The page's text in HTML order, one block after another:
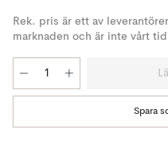
Rek. pris är ett av
marknaden och är inte vårt
Spara